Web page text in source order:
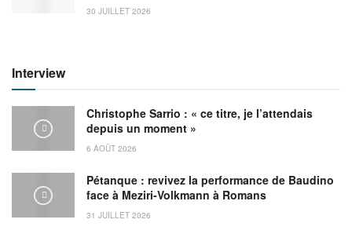
30 JUILLET 2026
Interview
Christophe Sarrio : « ce titre, je l’attendais
depuis un moment »
6 AOÛT 2026
Pétanque : revivez la performance de Baudino
face à Meziri-Volkmann à Romans
31 JUILLET 2026